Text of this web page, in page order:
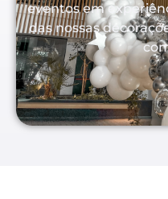
eventos em
das nossas